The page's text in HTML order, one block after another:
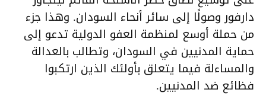
دارفور وصولًا إلى سائر أنحاء السودان. وهذا جزء
من حملة أوسع لمنظمة العفو الدولية تدعو إلى
حماية المدنيين في السودان، وتطالب بالعدالة
والمساءلة فيما يتعلق بأولئك الذين ارتكبوا
فظائع ضد المدنيين.